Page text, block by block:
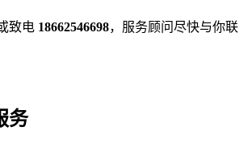
致电 18662546698，服务顾问尽快与你联
务